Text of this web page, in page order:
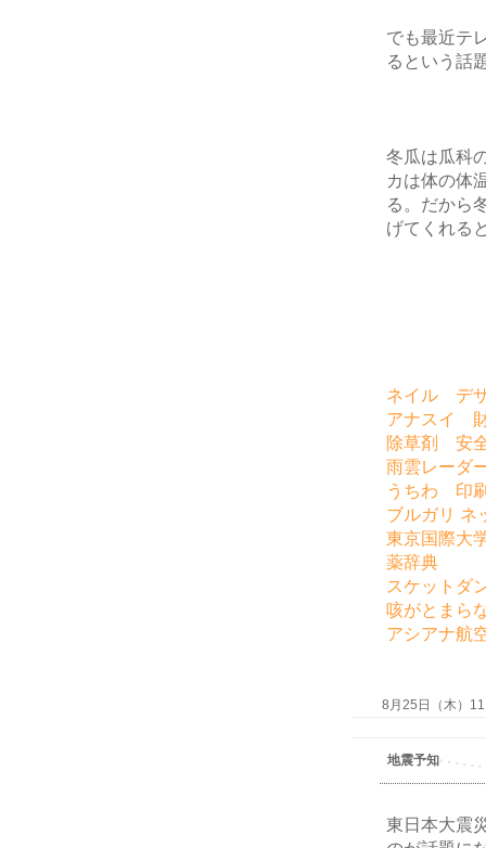
でも最近テ
るという話
冬瓜は瓜科
カは体の体
る。だから
げてくれる
ネイル デ
アナスイ
除草剤 安
雨雲レーダ
うちわ 印
ブルガリ ネ
東京国際大
薬辞典
スケットダ
咳がとまら
アシアナ航
8月25日（木）
地震予知
東日本大震